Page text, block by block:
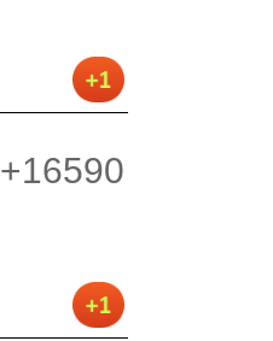
+16590